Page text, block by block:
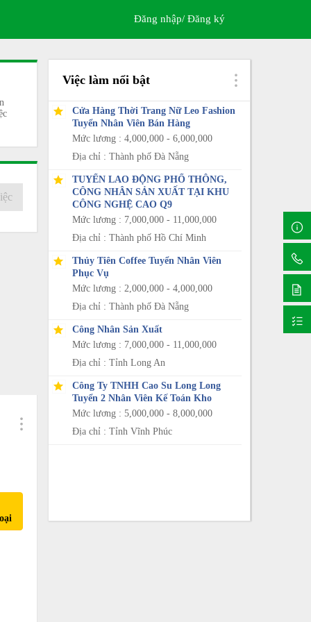
Đăng nhập/ Đăng ký
Việc làm nổi bật
Cửa Hàng Thời Trang Nữ Leo Fashion
Tuyển Nhân Viên Bán Hàng
Mức lương : 4,000,000 - 6,000,000
Địa chỉ : Thành phố Đà Nẵng
TUYỂN LAO ĐỘNG PHỔ THÔNG,
CÔNG NHÂN SẢN XUẤT TẠI KHU
CÔNG NGHỆ CAO Q9
Mức lương : 7,000,000 - 11,000,000
Địa chỉ : Thành phố Hồ Chí Minh
Thủy Tiên Coffee Tuyển Nhân Viên
Phục Vụ
Mức lương : 2,000,000 - 4,000,000
Địa chỉ : Thành phố Đà Nẵng
Công Nhân Sản Xuất
Mức lương : 7,000,000 - 11,000,000
Địa chỉ : Tỉnh Long An
Công Ty TNHH Cao Su Long Long
Tuyển 2 Nhân Viên Kế Toán Kho
Mức lương : 5,000,000 - 8,000,000
Địa chỉ : Tỉnh Vĩnh Phúc